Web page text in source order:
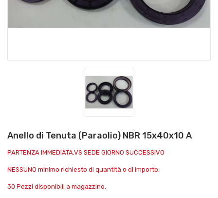
Anello di Tenuta (Paraolio) NBR 15x40x10 A
PARTENZA IMMEDIATA.VS SEDE GIORNO SUCCESSIVO
NESSUNO minimo richiesto di quantità o di importo.
30 Pezzi disponibili a magazzino.